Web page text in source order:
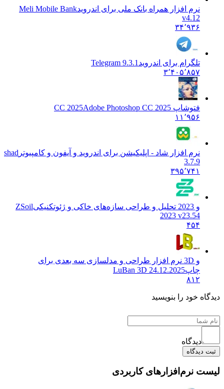
نرم افزار همراه بانک ملی برای اندرویدMeli Mobile Bank
v4.12
۳۴٬۹۳۶
تلگرام برای اندروید Telegram 9.3.1
۳٬۴۰۵٬۸۵۷
فتوشاپ CC 2025 Adobe Photoshop CC 2025
۱۱٬۹۵۶
نرم افزار شاد - اپلیکیشن برای اندروید و آیفون و کامپیوتر shad
3.7.9
۳۹۵٬۷۴۱
و 2023 تحلیل و طراحی سازه‌های خاکی و ژئوتکنیکی
ZSoil
2023 v23.54
۴۵۴
و 3D نرم افزار طراحی و مدلسازی سه بعدی برای
چاپLuBan 3D 24.12.2025
۸۱۲
دیدگاه خود را بنویسید
دیدگاه
ثبت دیدگاه
لیست نرم‌افزارهای کاربردی